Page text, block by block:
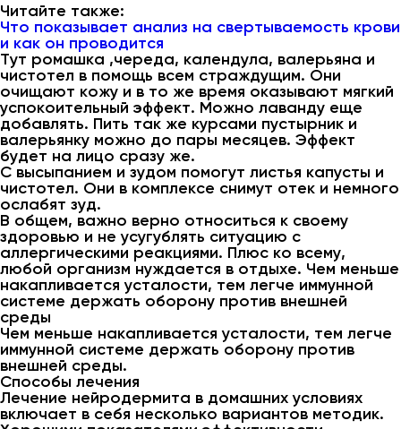
Читайте также:
Что показывает анализ на свертываемость крови
и как он проводится
Тут ромашка ,череда, календула, валерьяна и
чистотел в помощь всем страждущим. Они
очищают кожу и в то же время оказывают мягкий
успокоительный эффект. Можно лаванду еще
добавлять. Пить так же курсами пустырник и
валерьянку можно до пары месяцев. Эффект
будет на лицо сразу же.
С высыпанием и зудом помогут листья капусты и
чистотел. Они в комплексе снимут отек и немного
ослабят зуд.
В общем, важно верно относиться к своему
здоровью и не усугублять ситуацию с
аллергическими реакциями. Плюс ко всему,
любой организм нуждается в отдыхе. Чем меньше
накапливается усталости, тем легче иммунной
системе держать оборону против внешней
среды
Чем меньше накапливается усталости, тем легче
иммунной системе держать оборону против
внешней среды.
Способы лечения
Лечение нейродермита в домашних условиях
включает в себя несколько вариантов методик.